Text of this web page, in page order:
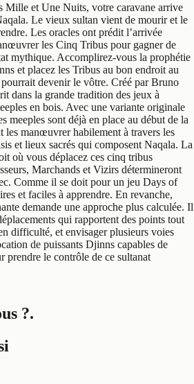
Mille et Une Nuits, votre caravane arrive
Le vieux sultan vient de mourir et le
Les oracles ont prédit l’arrivée
les Cinq Tribus pour gagner de
mythique. Accomplirez-vous la prophétie
et placez les Tribus au bon endroit au
devenir le vôtre. Créé par Bruno
dans la grande tradition des jeux à
en bois. Avec une variante originale
meeples sont déjà en place au début de la
les manœuvrer habilement à travers les
et lieux sacrés qui composent Naqala. La
où vous déplacez ces cinq tribus
Marchands et Vizirs détermineront
Comme il se doit pour un jeu Days of
et faciles à apprendre. En revanche,
demande une approche plus calculée. Il
qui rapportent des points tout
difficulté, et envisager plusieurs voies
de puissants Djinns capables de
prendre le contrôle de ce sultanat
?.